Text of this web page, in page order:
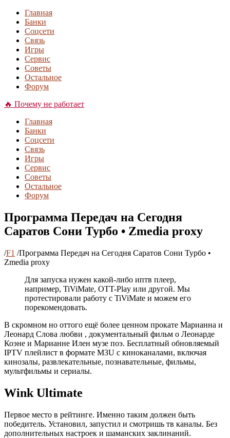
Главная
Банки
Соцсети
Связь
Игры
Сервис
Советы
Остальное
Форум
🔥 Почему не работает
Главная
Банки
Соцсети
Связь
Игры
Сервис
Советы
Остальное
Форум
Программа Передач на Сегодня
Саратов Сони Турбо • Zmedia proxy
/F1 /Программа Передач на Сегодня Саратов Сони Турбо •
Zmedia proxy
Для запуска нужен какой-либо иптв плеер,
например, TiViMate, OTT-Play или другой. Мы
протестировали работу с TiViMate и можем его
порекомендовать.
В скромном но оттого ещё более ценном прокате Марианна и
Леонард Слова любви , документальный фильм о Леонарде
Коэне и Марианне Илен музе поэ. Бесплатный обновляемый
IPTV плейлист в формате M3U с киноканалами, включая
кинозалы, развлекательные, познавательные, фильмы,
мультфильмы и сериалы.
Wink Ultimate
Первое место в рейтинге. Именно таким должен быть
победитель. Установил, запустил и смотришь тв каналы. Без
дополнительных настроек и шаманских заклинаний.